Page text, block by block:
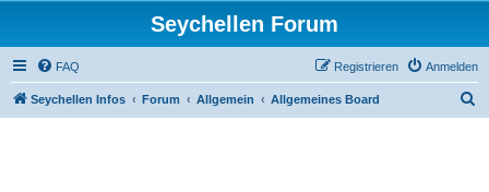
Seychellen Forum
FAQ Anmelden
Registrieren
Seychellen Infos Forum Allgemein Allgemeines Board